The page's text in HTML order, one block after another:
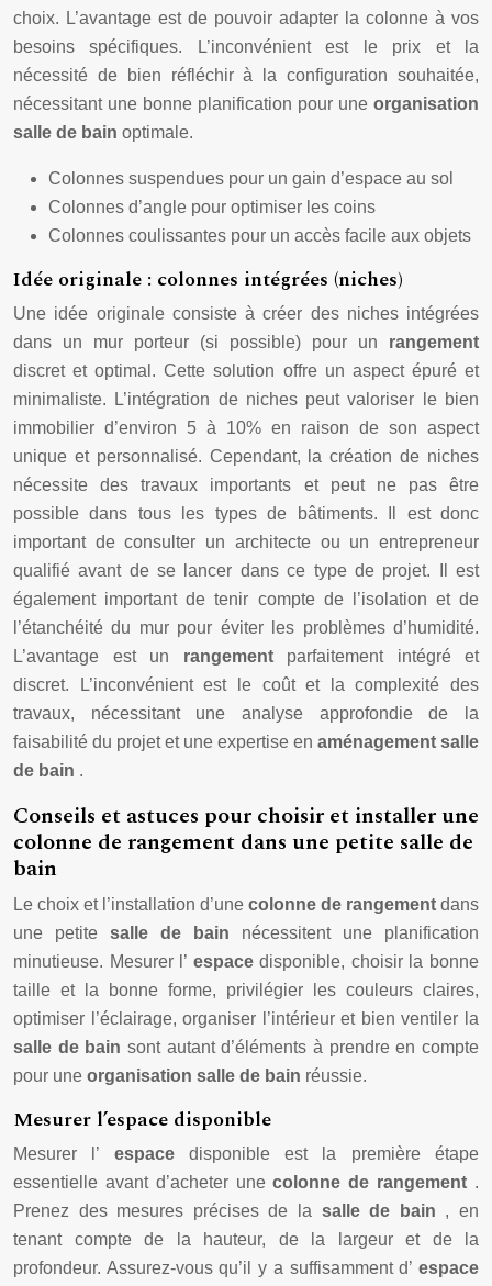
choix. L’avantage est de pouvoir adapter la colonne à vos
besoins spécifiques. L’inconvénient est le prix et la
nécessité de bien réfléchir à la configuration souhaitée,
nécessitant une bonne planification pour une organisation
salle de bain optimale.
Colonnes suspendues pour un gain d’espace au sol
Colonnes d’angle pour optimiser les coins
Colonnes coulissantes pour un accès facile aux objets
Idée originale : colonnes intégrées (niches)
Une idée originale consiste à créer des niches intégrées
dans un mur porteur (si possible) pour un rangement
discret et optimal. Cette solution offre un aspect épuré et
minimaliste. L’intégration de niches peut valoriser le bien
immobilier d’environ 5 à 10% en raison de son aspect
unique et personnalisé. Cependant, la création de niches
nécessite des travaux importants et peut ne pas être
possible dans tous les types de bâtiments. Il est donc
important de consulter un architecte ou un entrepreneur
qualifié avant de se lancer dans ce type de projet. Il est
également important de tenir compte de l’isolation et de
l’étanchéité du mur pour éviter les problèmes d’humidité.
L’avantage est un rangement parfaitement intégré et
discret. L’inconvénient est le coût et la complexité des
travaux, nécessitant une analyse approfondie de la
faisabilité du projet et une expertise en aménagement salle
de bain .
Conseils et astuces pour choisir et installer une
colonne de rangement dans une petite salle de
bain
Le choix et l’installation d’une colonne de rangement dans
une petite salle de bain nécessitent une planification
minutieuse. Mesurer l’ espacedisponible, choisir la bonne
taille et la bonne forme, privilégier les couleurs claires,
optimiser l’éclairage, organiser l’intérieur et bien ventiler la
salle de bain sont autant d’éléments à prendre en compte
pour une organisation salle de bain réussie.
Mesurer l’espace disponible
Mesurer l’ espace disponible est la première étape
essentielle avant d’acheter unecolonne de rangement .
Prenez des mesures précises de la salle de bain , en
tenant compte de la hauteur, de la largeur et de la
profondeur. Assurez-vous qu’il y a suffisamment d’ espace